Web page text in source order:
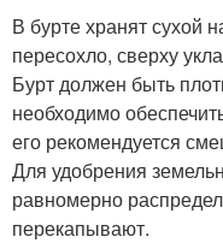
В бурте хранят сухой
пересохло, сверху
Бурт должен быть
необходимо
его рекомендуется
Для удобрения
равномерно
перекапывают.